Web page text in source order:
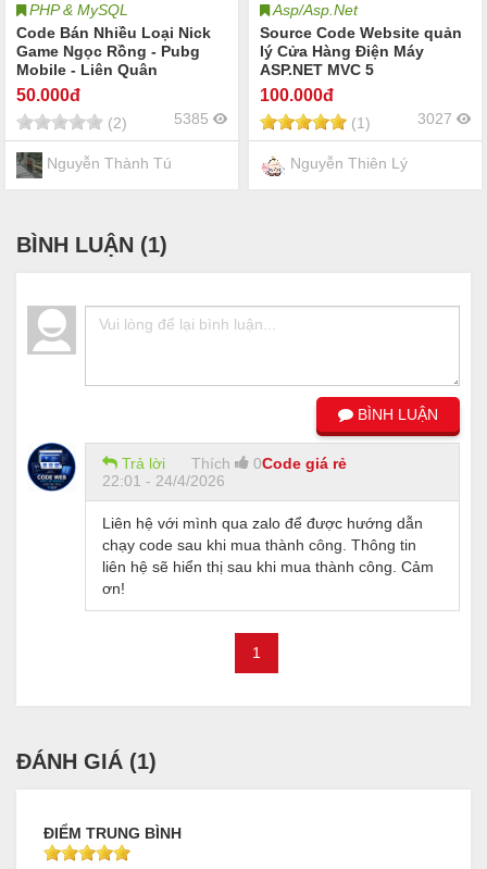
PHP & MySQL
Code Bán Nhiều Loại Nick
Game Ngọc Rồng - Pubg
Mobile - Liên Quân
50.000đ
(2) 5385
Nguyễn Thành Tú
Asp/Asp.Net
Source Code Website quản
lý Cửa Hàng Điện Máy
ASP.NET MVC 5
100.000đ
(1) 3027
Nguyễn Thiên Lý
BÌNH LUẬN (1)
BÌNH LUẬN
Code giá rẻ
Trả lời Thích
0
22:01 - 24/4/2026
Liên hệ với mình qua zalo để được hướng dẫn
chạy code sau khi mua thành công. Thông tin
liên hệ sẽ hiển thị sau khi mua thành công. Cảm
ơn!
1
ĐÁNH GIÁ (1)
ĐIỂM TRUNG BÌNH